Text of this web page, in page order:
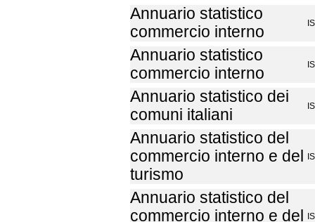
Annuario statistico
commercio interno
Annuario statistico
commercio interno
Annuario statistico dei
comuni italiani
Annuario statistico del
commercio interno e del
turismo
Annuario statistico del
commercio interno e del